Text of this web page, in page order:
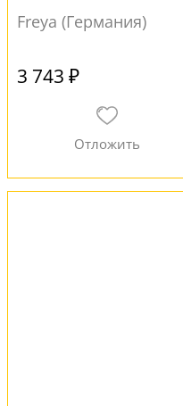
Freya (Германия)
3 743 ₽